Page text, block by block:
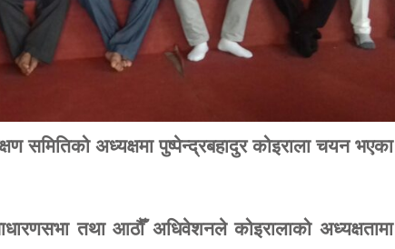
समितिको अध्यक्षमा पुष्पेन्द्रबहादुर कोइराला चयन भएका
तथा आठौँ अधिवेशनले कोइरालाको अध्यक्षतामा